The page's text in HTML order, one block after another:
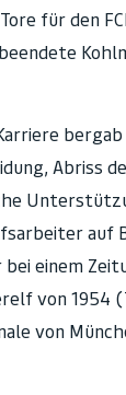
für den
Abriss
einem
von 1954
von